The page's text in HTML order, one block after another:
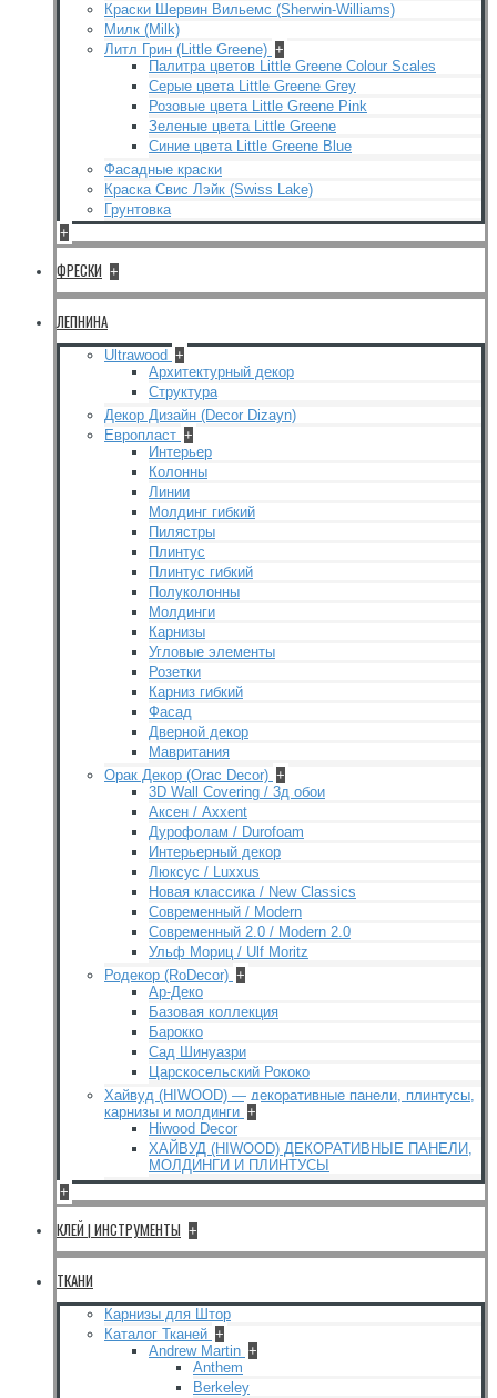
Краски Шервин Вильемс (Sherwin-Williams)
Милк (Milk)
Литл Грин (Little Greene) +
Палитра цветов Little Greene Colour Scales
Серые цвета Little Greene Grey
Розовые цвета Little Greene Pink
Зеленые цвета Little Greene
Синие цвета Little Greene Blue
Фасадные краски
Краска Свис Лэйк (Swiss Lake)
Грунтовка
+
ФРЕСКИ +
ЛЕПНИНА
Ultrawood +
Архитектурный декор
Структура
Декор Дизайн (Decor Dizayn)
Европласт +
Интерьер
Колонны
Линии
Молдинг гибкий
Пилястры
Плинтус
Плинтус гибкий
Полуколонны
Молдинги
Карнизы
Угловые элементы
Розетки
Карниз гибкий
Фасад
Дверной декор
Мавритания
Орак Декор (Orac Decor) +
3D Wall Covering / 3д обои
Аксен / Axxent
Дурофолам / Durofoam
Интерьерный декор
Люксус / Luxxus
Новая классика / New Classics
Современный / Modern
Современный 2.0 / Modern 2.0
Ульф Мориц / Ulf Moritz
Родекор (RoDecor) +
Ар-Деко
Базовая коллекция
Барокко
Сад Шинуазри
Царскосельский Рококо
Хайвуд (HIWOOD) — декоративные панели, плинтусы,
карнизы и молдинги +
Hiwood Decor
ХАЙВУД (HIWOOD) ДЕКОРАТИВНЫЕ ПАНЕЛИ,
МОЛДИНГИ И ПЛИНТУСЫ
+
КЛЕЙ | ИНСТРУМЕНТЫ +
ТКАНИ
Карнизы для Штор
Каталог Тканей +
Andrew Martin +
Anthem
Berkeley